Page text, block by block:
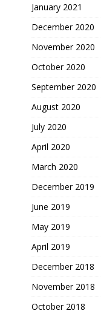
January 2021
December 2020
November 2020
October 2020
September 2020
August 2020
July 2020
April 2020
March 2020
December 2019
June 2019
May 2019
April 2019
December 2018
November 2018
October 2018